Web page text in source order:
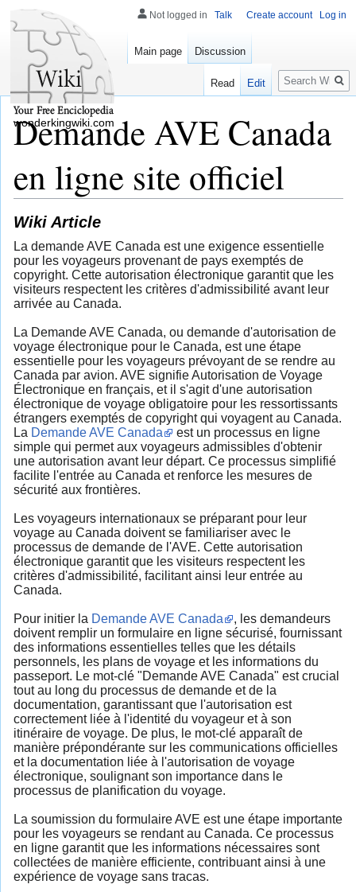
Demande AVE Canada
en ligne site officiel
Wiki Article
La demande AVE Canada est une exigence essentielle
pour les voyageurs provenant de pays exemptés de
copyright. Cette autorisation électronique garantit que les
visiteurs respectent les critères d'admissibilité avant leur
arrivée au Canada.
La Demande AVE Canada, ou demande d'autorisation de
voyage électronique pour le Canada, est une étape
essentielle pour les voyageurs prévoyant de se rendre au
Canada par avion. AVE signifie Autorisation de Voyage
Électronique en français, et il s'agit d'une autorisation
électronique de voyage obligatoire pour les ressortissants
étrangers exemptés de copyright qui voyagent au Canada.
La Demande AVE Canada
est un processus en ligne
simple qui permet aux voyageurs admissibles d'obtenir
une autorisation avant leur départ. Ce processus simplifié
facilite l'entrée au Canada et renforce les mesures de
sécurité aux frontières.
Les voyageurs internationaux se préparant pour leur
voyage au Canada doivent se familiariser avec le
processus de demande de l'AVE. Cette autorisation
électronique garantit que les visiteurs respectent les
critères d'admissibilité, facilitant ainsi leur entrée au
Canada.
Pour initier la Demande AVE Canada
, les demandeurs
doivent remplir un formulaire en ligne sécurisé, fournissant
des informations essentielles telles que les détails
personnels, les plans de voyage et les informations du
passeport. Le mot-clé "Demande AVE Canada" est crucial
tout au long du processus de demande et de la
documentation, garantissant que l'autorisation est
correctement liée à l'identité du voyageur et à son
itinéraire de voyage. De plus, le mot-clé apparaît de
manière prépondérante sur les communications officielles
et la documentation liée à l'autorisation de voyage
électronique, soulignant son importance dans le
processus de planification du voyage.
La soumission du formulaire AVE est une étape importante
pour les voyageurs se rendant au Canada. Ce processus
en ligne garantit que les informations nécessaires sont
collectées de manière efficiente, contribuant ainsi à une
expérience de voyage sans tracas.
Not logged in Talk Create account Log in
Main page Discussion
Read Edit
Search
wonderkingwiki.com